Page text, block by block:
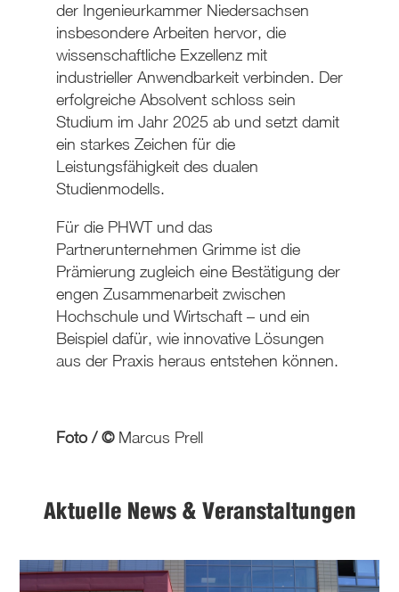
der Ingenieurkammer Niedersachsen
insbesondere Arbeiten hervor, die
wissenschaftliche Exzellenz mit
industrieller Anwendbarkeit verbinden. Der
erfolgreiche Absolvent schloss sein
Studium im Jahr 2025 ab und setzt damit
ein starkes Zeichen für die
Leistungsfähigkeit des dualen
Studienmodells.
Für die PHWT und das
Partnerunternehmen Grimme ist die
Prämierung zugleich eine Bestätigung der
engen Zusammenarbeit zwischen
Hochschule und Wirtschaft – und ein
Beispiel dafür, wie innovative Lösungen
aus der Praxis heraus entstehen können.
Foto / ©Marcus Prell
Aktuelle News & Veranstaltungen